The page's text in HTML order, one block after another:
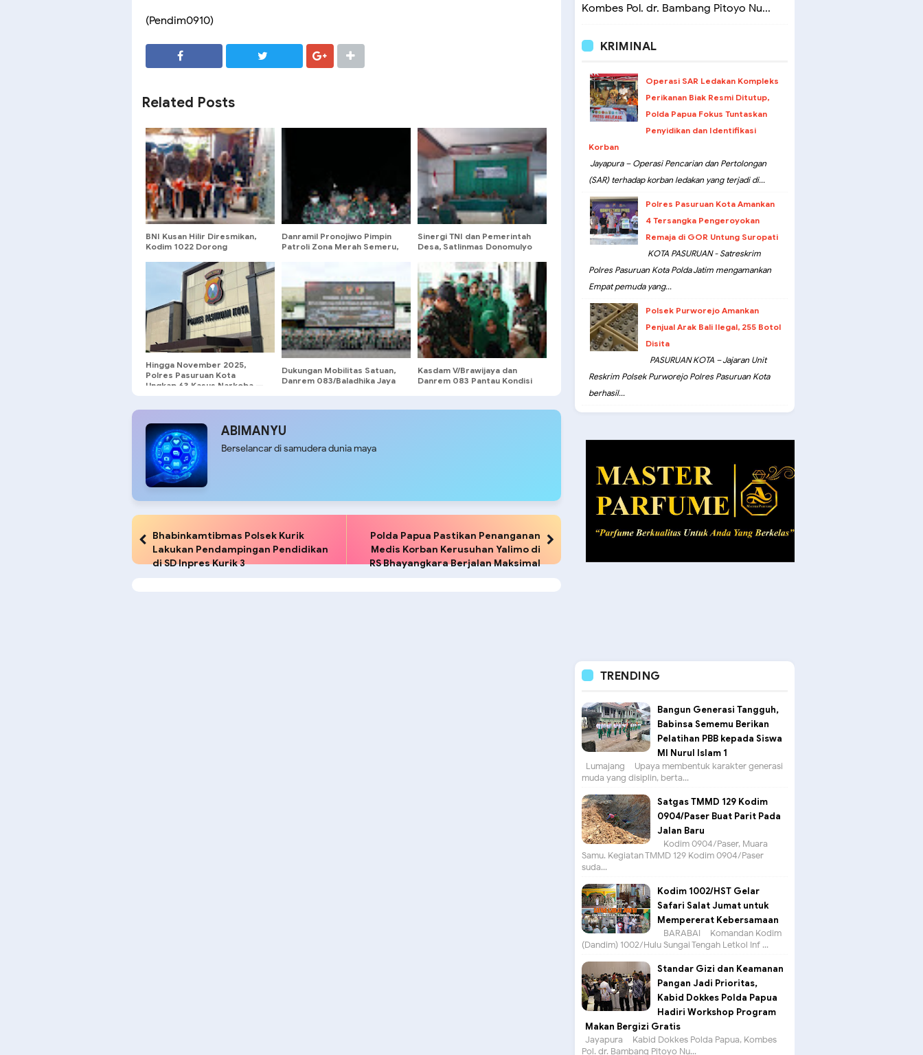
(Pendim0910)
Related Posts
BNI Kusan Hilir Diresmikan,
Kodim 1022 Dorong
Danramil Pronojiwo Pimpin
Patroli Zona Merah Semeru,
Sinergi TNI dan Pemerintah
Desa, Satlinmas Donomulyo
Hingga November 2025,
Polres Pasuruan Kota
Ungkap 63 Kasus Narkoba —
Dukungan Mobilitas Satuan,
Danrem 083/Baladhika Jaya
Kasdam V/Brawijaya dan
Danrem 083 Pantau Kondisi
ABIMANYU
Berselancar di samudera dunia maya
Bhabinkamtibmas Polsek Kurik
Lakukan Pendampingan Pendidikan
di SD Inpres Kurik 3
Polda Papua Pastikan Penanganan
Medis Korban Kerusuhan Yalimo di
RS Bhayangkara Berjalan Maksimal
Kombes Pol. dr. Bambang Pitoyo Nu...
KRIMINAL
Operasi SAR Ledakan Kompleks
Perikanan Biak Resmi Ditutup,
Polda Papua Fokus Tuntaskan
Penyidikan dan Identifikasi
Korban
Jayapura – Operasi Pencarian dan Pertolongan
(SAR) terhadap korban ledakan yang terjadi di...
Polres Pasuruan Kota Amankan
4 Tersangka Pengeroyokan
Remaja di GOR Untung Suropati
KOTA PASURUAN - Satreskrim
Polres Pasuruan Kota Polda Jatim mengamankan
Empat pemuda yang...
Polsek Purworejo Amankan
Penjual Arak Bali Ilegal, 255 Botol
Disita
PASURUAN KOTA – Jajaran Unit
Reskrim Polsek Purworejo Polres Pasuruan Kota
berhasil...
TRENDING
Bangun Generasi Tangguh,
Babinsa Sememu Berikan
Pelatihan PBB kepada Siswa
MI Nurul Islam 1
Lumajang – Upaya membentuk karakter generasi
muda yang disiplin, berta...
Satgas TMMD 129 Kodim
0904/Paser Buat Parit Pada
Jalan Baru
Kodim 0904/Paser, Muara
Samu. Kegiatan TMMD 129 Kodim 0904/Paser
suda...
Kodim 1002/HST Gelar
Safari Salat Jumat untuk
Mempererat Kebersamaan
BARABAI – Komandan Kodim
(Dandim) 1002/Hulu Sungai Tengah Letkol Inf ...
Standar Gizi dan Keamanan
Pangan Jadi Prioritas,
Kabid Dokkes Polda Papua
Hadiri Workshop Program
Makan Bergizi Gratis
Jayapura – Kabid Dokkes Polda Papua, Kombes
Pol. dr. Bambang Pitoyo Nu...